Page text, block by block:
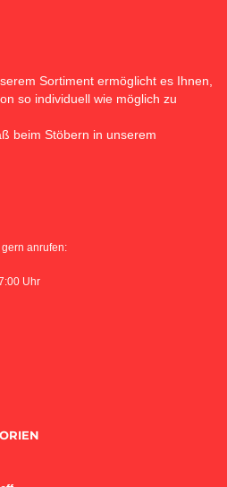
Sortiment ermöglicht es Ihnen,
so individuell wie möglich zu
beim Stöbern in unserem
anrufen:
Uhr